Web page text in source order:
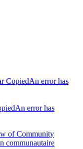
CopiedAn error has
An error has
of Community
communautaire